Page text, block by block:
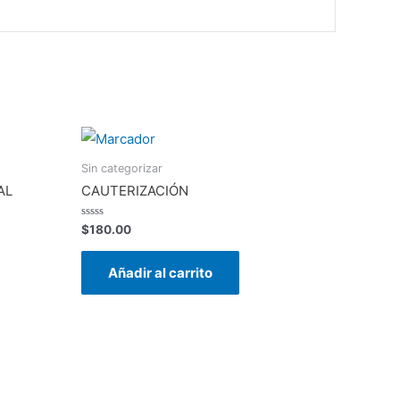
Sin categorizar
CAUTERIZACIÓN
Valorado
en
0
$180.00
Añadir al carrito